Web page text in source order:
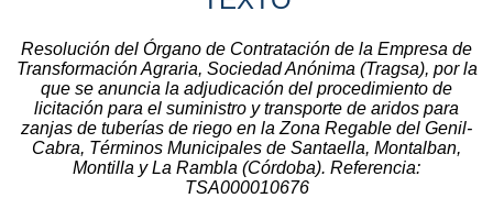
Resolución del Órgano de Contratación de la Empresa de
Transformación Agraria, Sociedad Anónima (Tragsa), por la
que se anuncia la adjudicación del procedimiento de
licitación para el suministro y transporte de aridos para
zanjas de tuberías de riego en la Zona Regable del Genil-
Cabra, Términos Municipales de Santaella, Montalban,
Montilla y La Rambla (Córdoba). Referencia:
TSA000010676